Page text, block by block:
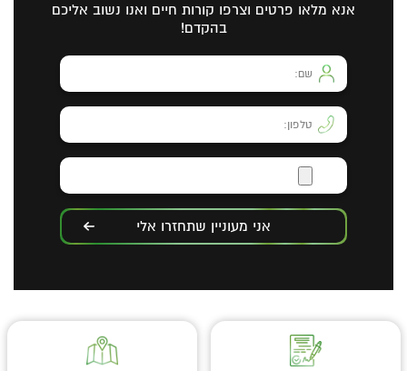
אנא מלאו פרטים וצרפו קורות חיים ואנו נשוב אליכם
בהקדם!
אני מעוניין שתחזרו אלי